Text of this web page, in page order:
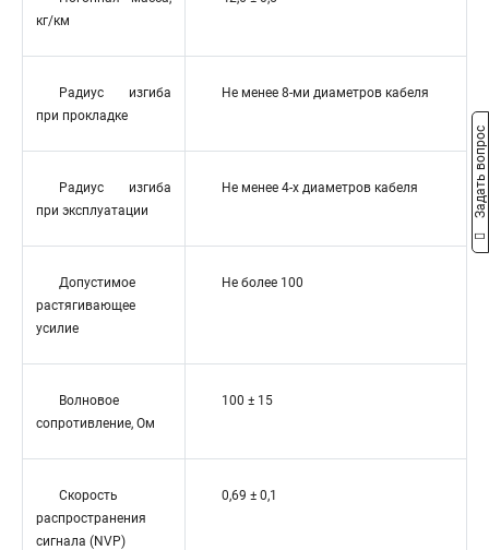
кг/км
Радиус изгиба
при прокладке
Не менее 8-ми диаметров кабеля
Радиус изгиба
при эксплуатации
Не менее 4-х диаметров кабеля
Допустимое
растягивающее
усилие
Не более 100
Волновое
сопротивление, Ом
100 ± 15
Скорость
распространения
сигнала (NVP)
0,69 ± 0,1
Задать вопрос